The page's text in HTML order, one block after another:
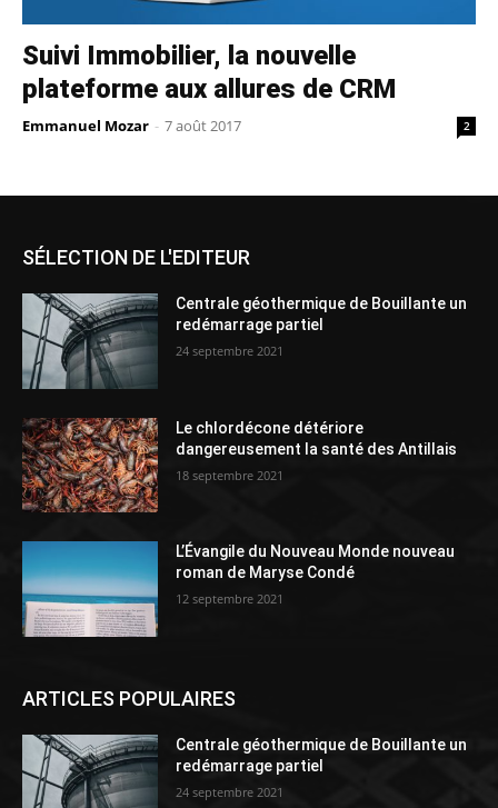
Suivi Immobilier, la nouvelle
plateforme aux allures de CRM
Emmanuel Mozar - 7 août 2017 2
SÉLECTION DE L'EDITEUR
Centrale géothermique de Bouillante un
redémarrage partiel
24 septembre 2021
Le chlordécone détériore
dangereusement la santé des Antillais
18 septembre 2021
L’Évangile du Nouveau Monde nouveau
roman de Maryse Condé
12 septembre 2021
ARTICLES POPULAIRES
Centrale géothermique de Bouillante un
redémarrage partiel
24 septembre 2021